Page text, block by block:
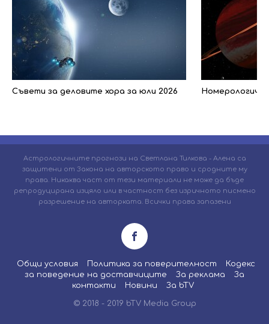
Съвети за деловите хора за юли 2026
Астрологичните прогнози на Светлана Тилкова - Алена са
защитени от Закона на авторското право и сродните му
права. Никаква част от тези материали не може да бъде
репродуцирана изцяло или в частност без изричното писмено
разрешение на авторката. Всички права запазени
Общи условия Политика за поверителност
Кодекс
за поведение на доставчиците
За реклама
За
контакти
Новини За bTV
© 2018 - 2019 bTV Media Group